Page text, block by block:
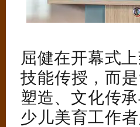
屈健在开幕式
技能传授，而
塑造、文化传
少儿美育工作